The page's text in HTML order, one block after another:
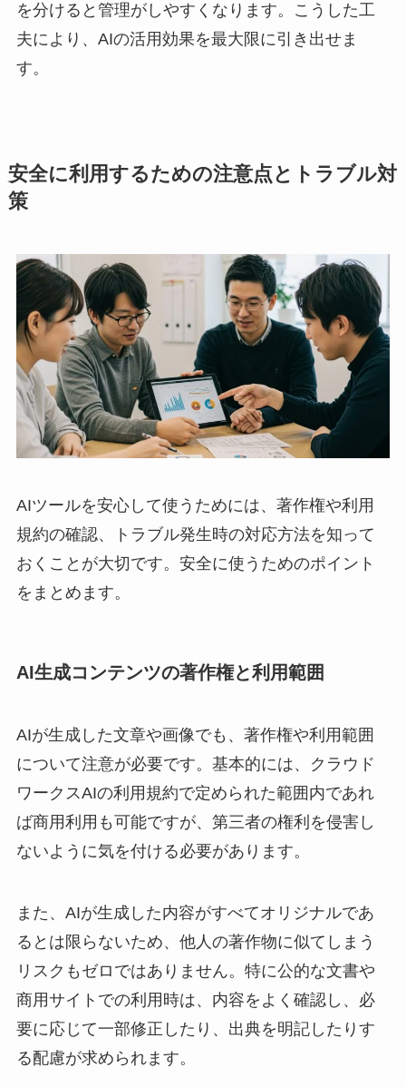
を分けると管理がしやすくなります。こうした工
夫により、AIの活用効果を最大限に引き出せま
す。
安全に利用するための注意点とトラブル対
策
AIツールを安心して使うためには、著作権や利用
規約の確認、トラブル発生時の対応方法を知って
おくことが大切です。安全に使うためのポイント
をまとめます。
AI生成コンテンツの著作権と利用範囲
AIが生成した文章や画像でも、著作権や利用範囲
について注意が必要です。基本的には、クラウド
ワークスAIの利用規約で定められた範囲内であれ
ば商用利用も可能ですが、第三者の権利を侵害し
ないように気を付ける必要があります。
また、AIが生成した内容がすべてオリジナルであ
るとは限らないため、他人の著作物に似てしまう
リスクもゼロではありません。特に公的な文書や
商用サイトでの利用時は、内容をよく確認し、必
要に応じて一部修正したり、出典を明記したりす
る配慮が求められます。